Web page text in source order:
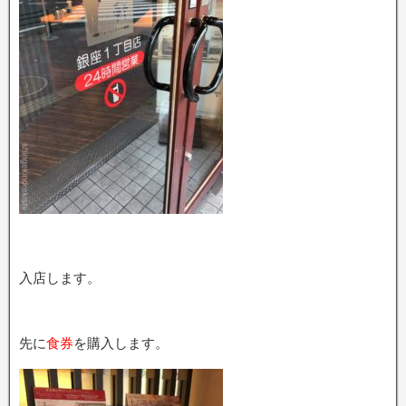
入店します。
先に食券を購入します。